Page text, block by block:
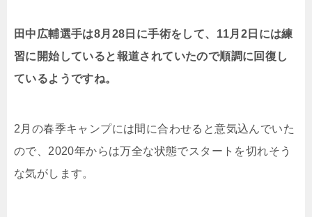
田中広輔選手は8月28日に手術をして、11月2日には練
習に開始していると報道されていたので順調に回復し
ているようですね。
2月の春季キャンプには間に合わせると意気込んでいた
ので、2020年からは万全な状態でスタートを切れそう
な気がします。